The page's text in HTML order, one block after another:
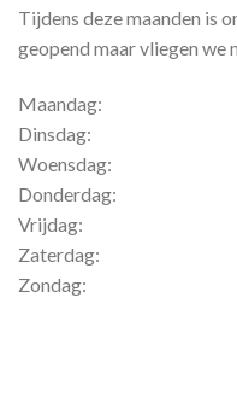
Tijdens deze maanden is
geopend maar vliegen we
Maandag:
Dinsdag:
Woensdag:
Donderdag:
Vrijdag:
Zaterdag:
Zondag: